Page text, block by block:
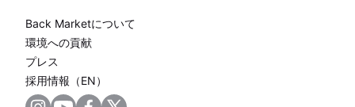
Back Marketについて
環境への貢献
プレス
採用情報（EN）